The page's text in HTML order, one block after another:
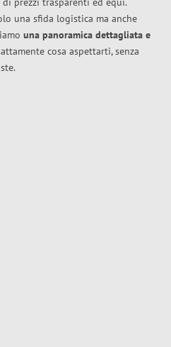
una sfida logistica ma anche
una panoramica dettagliata e
cosa aspettarti, senza